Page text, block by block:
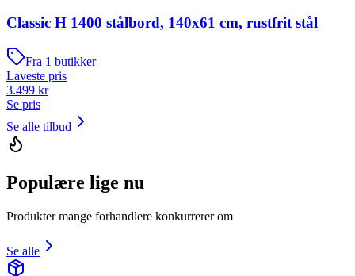
Classic H 1400 stålbord, 140x61 cm, rustfrit stål
Fra 1 butikker
Laveste pris
3.499 kr
Se pris
Se alle tilbud
Populære lige nu
Produkter mange forhandlere konkurrerer om
Se alle